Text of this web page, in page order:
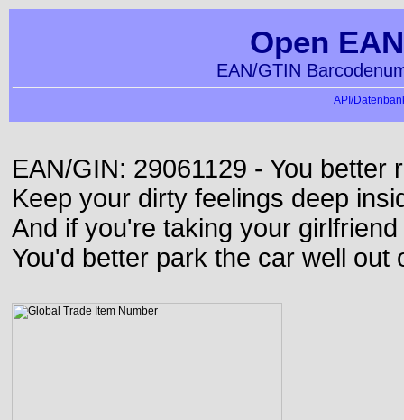
Open
EAN/GTIN
API/
EAN/GIN: 29061129 - You better
Keep your dirty feelings deep
And if you're taking your
You'd better park the car well out